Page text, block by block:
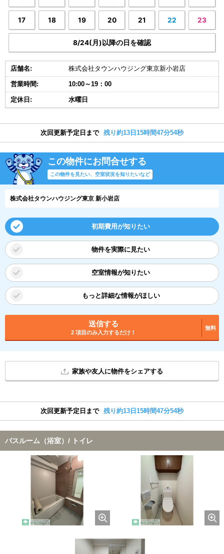
17 18 19 20 21 22 23
8/24(月)以降の日を確認
店舗名: 株式会社タウンハウジング東京新小岩店
営業時間: 10:00～19：00
定休日: 水曜日
次回更新予定日まで 残り約13日15時間47分54秒
この物件にお問合せする
この物件を見たい、空室状況を知りたいなど
株式会社タウンハウジング東京 新小岩店
初期費用が知りたい
物件を実際に見たい
空室情報が知りたい
もっと詳細な情報がほしい
送信する
2 項目のみ入力するだけ！
無料
家族や友人に物件をシェアする
次回更新予定日まで 残り約13日15時間47分54秒
バスルーム（浴室）/ トイレ